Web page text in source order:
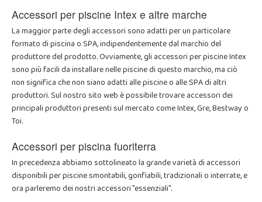
Accessori per piscine Intex e altre marche
La maggior parte degli accessori sono adatti per un particolare
formato di piscina o SPA, indipendentemente dal marchio del
produttore del prodotto. Ovviamente, gli accessori per piscine Intex
sono più facili da installare nelle piscine di questo marchio, ma ciò
non significa che non siano adatti alle piscine o alle SPA di altri
produttori. Sul nostro sito web è possibile trovare accessori dei
principali produttori presenti sul mercato come Intex, Gre, Bestway o
Toi.
Accessori per piscina fuoriterra
In precedenza abbiamo sottolineato la grande varietà di accessori
disponibili per piscine smontabili, gonfiabili, tradizionali o interrate, e
ora parleremo dei nostri accessori "essenziali".